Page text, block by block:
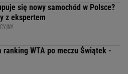
się nowy samochód w Polsce?
z ekspertem
ranking WTA po meczu Świątek -